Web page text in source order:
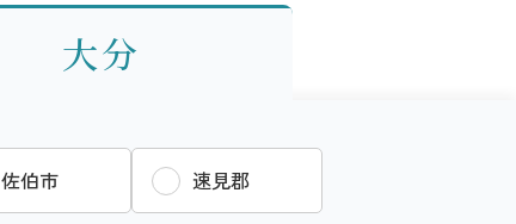
大分
佐伯市 速見郡